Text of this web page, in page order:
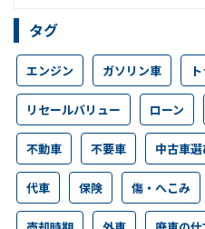
タグ
エンジン ガソリン車
リセールバリュー ローン
不動車 不要車 中古車選
代車 保険 傷・へこみ